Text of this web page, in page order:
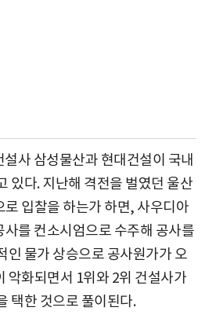
사 삼성물산과 현대건설이 국내
있다. 지난해 격전을 벌였던 울산
입찰을 하는가 하면, 사우디아
를 컨소시엄으로 수주해 공사를
인 물가 상승으로 공사원가가 오
악화되면서 1위와 2위 건설사가
택한 것으로 풀이된다.